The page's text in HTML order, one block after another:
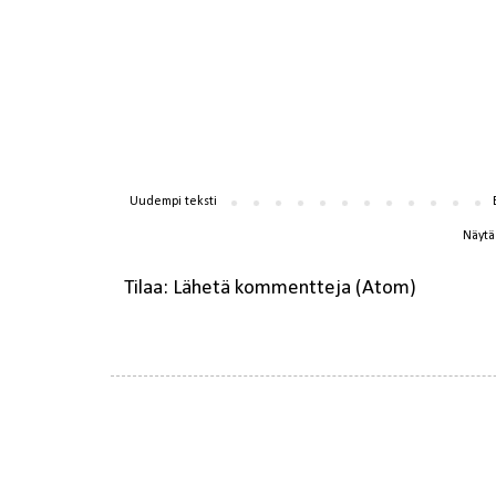
Uudempi teksti
Tilaa: Lähetä kommentteja (Atom)